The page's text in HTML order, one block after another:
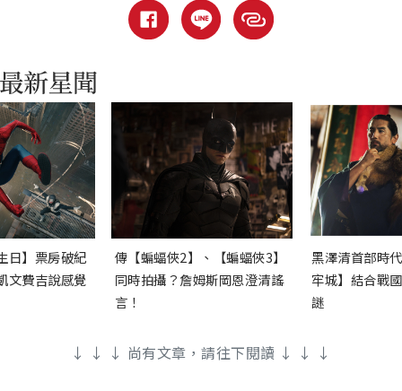
日】票房破紀
文費吉說感覺
傳【蝙蝠俠2】、【蝙蝠俠3】
同時拍攝？詹姆斯岡恩澄清謠
言！
黑澤清首部時
牢城】結合戰
謎
↓ ↓ ↓ 尚有文章，請往下閱讀 ↓ ↓ ↓